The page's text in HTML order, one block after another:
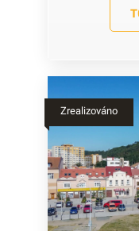
Zrealizováno